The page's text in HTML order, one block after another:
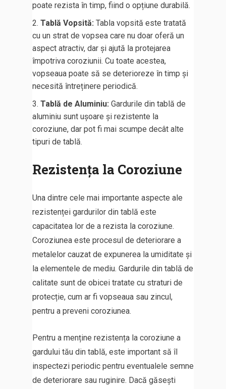
poate rezista în timp, fiind o opțiune durabilă.
Tablă Vopsită: Tabla vopsită este tratată
cu un strat de vopsea care nu doar oferă un
aspect atractiv, dar și ajută la protejarea
împotriva coroziunii. Cu toate acestea,
vopseaua poate să se deterioreze în timp și
necesită întreținere periodică.
Tablă de Aluminiu: Gardurile din tablă de
aluminiu sunt ușoare și rezistente la
coroziune, dar pot fi mai scumpe decât alte
tipuri de tablă.
Rezistența la Coroziune
Una dintre cele mai importante aspecte ale
rezistenței gardurilor din tablă este
capacitatea lor de a rezista la coroziune.
Coroziunea este procesul de deteriorare a
metalelor cauzat de expunerea la umiditate și
la elementele de mediu. Gardurile din tablă de
calitate sunt de obicei tratate cu straturi de
protecție, cum ar fi vopseaua sau zincul,
pentru a preveni coroziunea.
Pentru a menține rezistența la coroziune a
gardului tău din tablă, este important să îl
inspectezi periodic pentru eventualele semne
de deteriorare sau ruginire. Dacă găsești